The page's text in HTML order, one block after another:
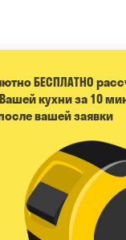
БЕСПЛАТНО
кухни за 10
вашей заявки